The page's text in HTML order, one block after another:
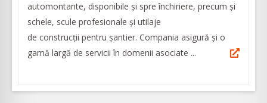
automontante, disponibile și spre închiriere, precum și
schele, scule profesionale și utilaje
de construcții pentru șantier. Compania asigură și o
gamă largă de servicii în domenii asociate ...